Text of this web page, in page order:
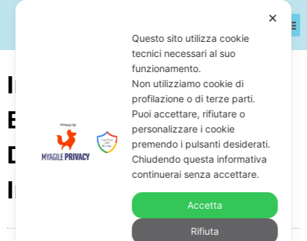
Intonacatore In Crisi
Economica: Come
Difendersi Da Fisco,
Inps E Banche
✕
Questo sito utilizza cookie
tecnici necessari al suo
funzionamento.
Non utilizziamo cookie di
profilazione o di terze parti.
Puoi accettare, rifiutare o
personalizzare i cookie
premendo i pulsanti desiderati.
Chiudendo questa informativa
continuerai senza accettare.
Accetta
Rifiuta